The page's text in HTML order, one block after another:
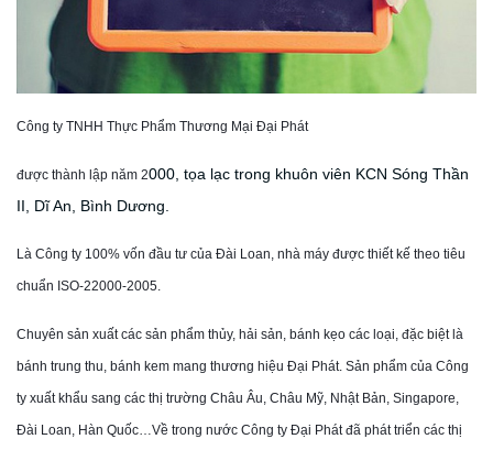
Công ty TNHH Thực Phẩm Thương Mại Đại Phát
được thành lập năm 2000, tọa lạc trong khuôn viên KCN Sóng Thần
II, Dĩ An, Bình Dương.
Là Công ty 100% vốn đầu tư của Đài Loan, nhà máy được thiết kế theo tiêu
chuẩn ISO-22000-2005.
Chuyên sản xuất các sản phẩm thủy, hải sản, bánh kẹo các loại, đặc biệt là
bánh trung thu, bánh kem mang thương hiệu Đại Phát. Sản phẩm của Công
ty xuất khẩu sang các thị trường Châu Âu, Châu Mỹ, Nhật Bản, Singapore,
Đài Loan, Hàn Quốc…Về trong nước Công ty Đại Phát đã phát triển các thị